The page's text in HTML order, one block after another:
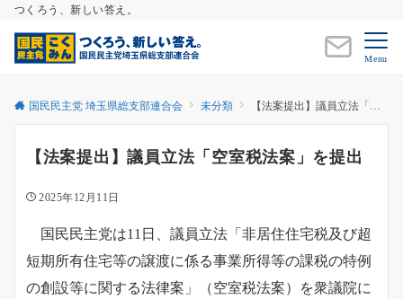
つくろう、新しい答え。
Menu
国民民主党 埼玉県総支部連合会 未分類 【法案提出】議員立法「空室税法案」を提出
【法案提出】議員立法「空室税法案」を提出
2025年12月11日
国民民主党は11日、議員立法「非居住住宅税及び超
短期所有住宅等の譲渡に係る事業所得等の課税の特例
の創設等に関する法律案」（空室税法案）を衆議院に